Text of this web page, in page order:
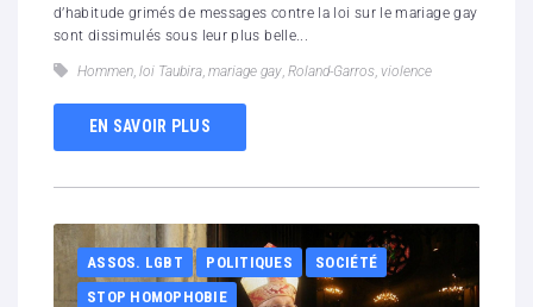
d’habitude grimés de messages contre la loi sur le mariage gay
sont dissimulés sous leur plus belle...
Hommen, loi Taubira, mariage gay, Roland-Garros, violence
EN SAVOIR PLUS
ASSOS. LGBT POLITIQUES
SOCIÉTÉ
STOP HOMOPHOBIE